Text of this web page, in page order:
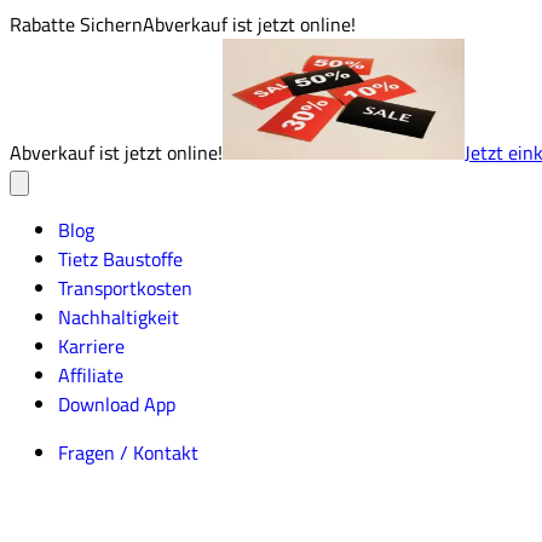
Rabatte SichernAbverkauf ist jetzt online!
Abverkauf ist jetzt online! Jetzt
Blog
Tietz Baustoffe
Transportkosten
Nachhaltigkeit
Karriere
Affiliate
Download App
Fragen / Kontakt